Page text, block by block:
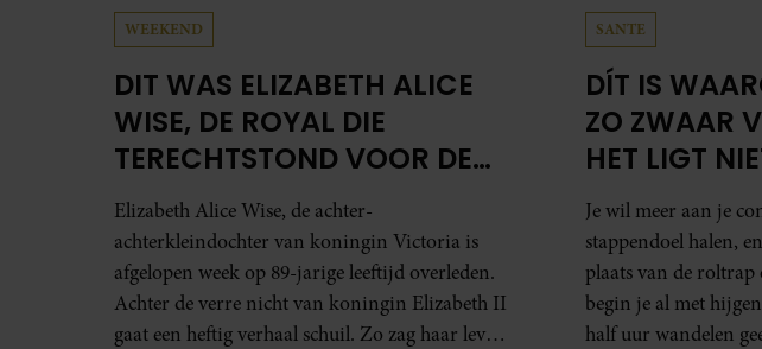
WEEKEND
DIT WAS ELIZABETH ALICE
WISE, DE ROYAL DIE
TERECHTSTOND VOOR DE
DOOD VAN HAAR BABY
Elizabeth Alice Wise, de achter-
achterkleindochter van koningin Victoria is
afgelopen week op 89-jarige leeftijd overleden.
Achter de verre nicht van koningin Elizabeth II
gaat een heftig verhaal schuil. Zo zag haar leven
SANTE
DÍT IS
ZO ZWAAR
HET LIGT
CONDITIE)
Je wil meer aan je
stappendoel halen,
plaats van de
begin je al met
half uur wandelen